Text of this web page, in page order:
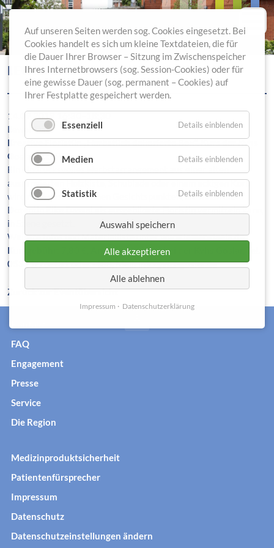
LEWER DÄLE KREATIVE FLORISTIK
14.09.2019 16:30–18:30
Lewer Däle
Kreative Floristik: „Herbstlich dekorierte Box“,Kurs der Kvhs
GoslarQ28P65
Ein eindrucksvolles Herbstarrangement aus einer alten
ausrangierten Holzkiste, Schublade oder einem eckigen Korb
wird nach gestalterischen Gesichtspunkten, die Ihnen die
DozentinElke Dasselals ausgebildete Floristin vermitteln kann,
in Szene gesetzt.
Weitere Infos und Materialliste unterwww.lewer-daele.de
Kursgebühr: 7,80 €, Anmeldung bitte bei der Kvhs Goslar, Tel.
05321/76-431 oder -433, Mail:info@vhs-goslar.de
Zurück zur Eventübersicht
FAQ
Engagement
Presse
Service
Die Region
Medizinproduktsicherheit
Patientenfürsprecher
Impressum
Datenschutz
Datenschutzeinstellungen ändern
Auf unseren Seiten werden sog. Cookies eingesetzt. Bei
Cookies handelt es sich um kleine Textdateien, die für
die Dauer Ihrer Browser – Sitzung im Zwischenspeicher
Ihres Internetbrowsers (sog. Session-Cookies) oder für
eine gewisse Dauer (sog. permanent – Cookies) auf
Ihrer Festplatte gespeichert werden.
Essenziell Details einblenden
Medien Details einblenden
Statistik Details einblenden
Auswahl speichern
Alle akzeptieren
Alle ablehnen
Impressum Datenschutzerklärung